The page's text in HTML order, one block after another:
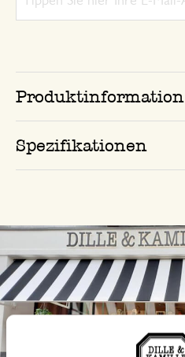
Produktinformation
Spezifikationen